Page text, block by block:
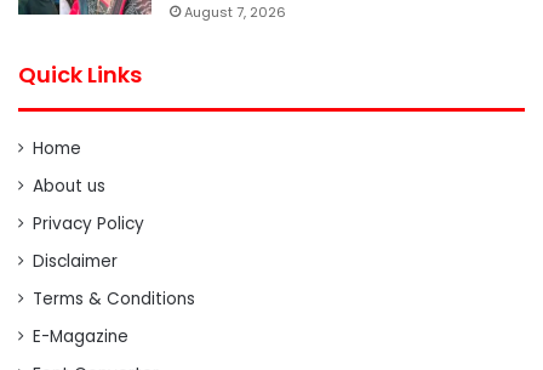
August 7, 2026
Quick Links
Home
About us
Privacy Policy
Disclaimer
Terms & Conditions
E-Magazine